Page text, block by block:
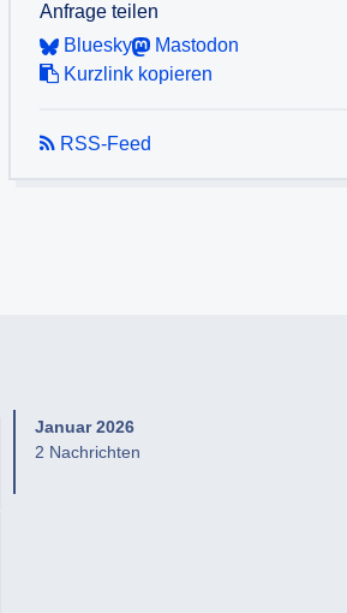
Anfrage teilen
Bluesky
Mastodon
Kurzlink kopieren
RSS-Feed
Januar 2026
2 Nachrichten